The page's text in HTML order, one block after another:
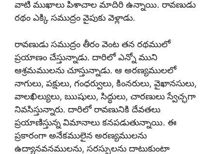
వాటి ముఖాలు పిశాచాల మాదిరి ఉన్నాయి. రావణుడు
రథం ఎక్కి సముద్రం వైపుకు వెళ్లాడు.
రావణుడు సముద్రం తీరం వెంట తన రథములో
ప్రయాణం చేస్తున్నాడు. దారిలో ఎన్నో ముని
ఆశ్రమములను చూస్తున్నాడు. ఆ అరణ్యములలో
నాగులు, పక్షులు, గంధర్వులు, కింనరులు, వైఖానసులు,
వాలఖిల్యులు, ఋషులు, సిద్ధులు, చారణులు స్వేచ్ఛగా
నివసిస్తున్నారు. దారిలో రావణునికి దేవతలు
ప్రయాణిస్తున్న విమానాలు కనపడుతున్నాయి. ఈ
ప్రకారంగా అనేకములైన అరణ్యములను
ఉద్యానవనములను, సరస్సులను దాటుకుంటా